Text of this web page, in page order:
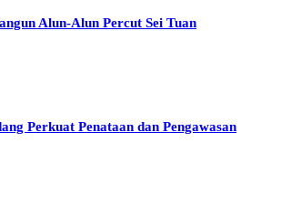
Alun-Alun Percut Sei Tuan
Perkuat Penataan dan Pengawasan